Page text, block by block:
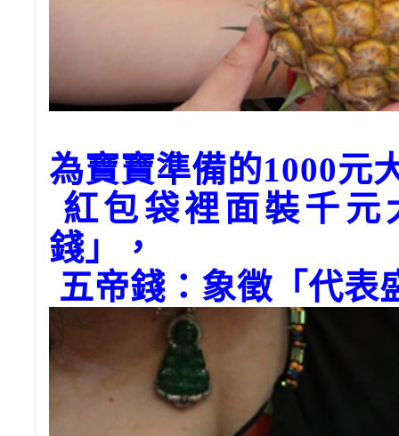
為寶寶準備的1000元
紅包袋裡面裝千元
錢」，
五帝錢：象徵「代